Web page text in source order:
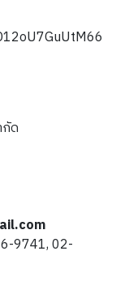
ด
9741, 02-